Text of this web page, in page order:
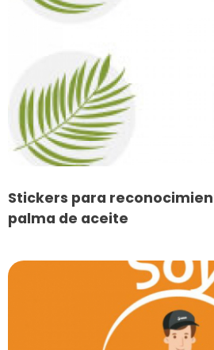
Stickers para
palma de aceite